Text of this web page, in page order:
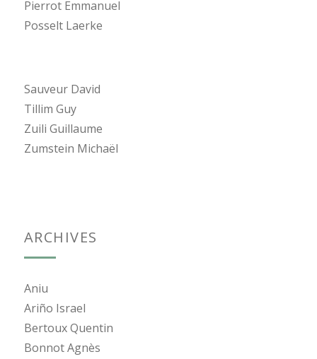
Pierrot Emmanuel
Posselt Laerke
Sauveur David
Tillim Guy
Zuili Guillaume
Zumstein Michaël
ARCHIVES
Aniu
Ariño Israel
Bertoux Quentin
Bonnot Agnès